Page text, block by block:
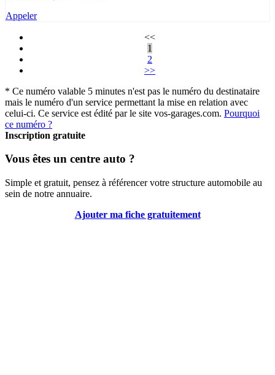
Appeler
<<
1
2
>>
* Ce numéro valable 5 minutes n'est pas le numéro du destinataire
mais le numéro d'un service permettant la mise en relation avec
celui-ci. Ce service est édité par le site vos-garages.com. Pourquoi
ce numéro ?
Inscription gratuite
Vous êtes un centre auto ?
Simple et gratuit, pensez à référencer votre structure automobile au
sein de notre annuaire.
Ajouter ma fiche gratuitement